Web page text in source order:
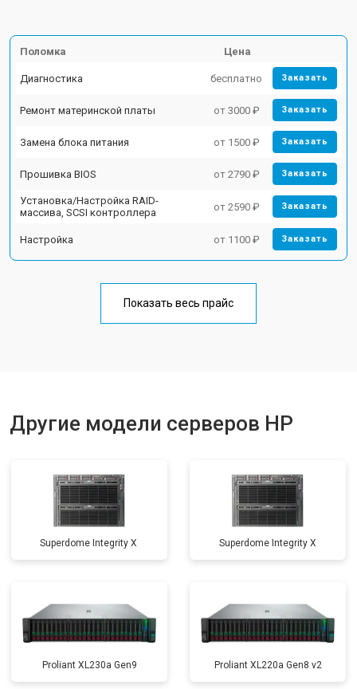
Поломка Цена
Диагностика бесплатно Заказать
Ремонт материнской платы от 3000 ₽ Заказать
Замена блока питания от 1500 ₽ Заказать
Прошивка BIOS от 2790 ₽ Заказать
Установка/Настройка RAID-
массива, SCSI контроллера
от 2590 ₽ Заказать
Настройка от 1100 ₽ Заказать
Показать весь прайс
Другие модели серверов HP
Superdome Integrity Х Superdome Integrity Х
Proliant XL230a Gen9 Proliant XL220a Gen8 v2